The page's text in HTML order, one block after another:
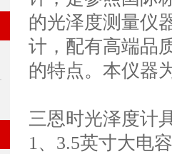
的光泽度测量仪
计，配有高端品
的特点。本仪器
三恩时光泽度计
1、3.5英寸大电